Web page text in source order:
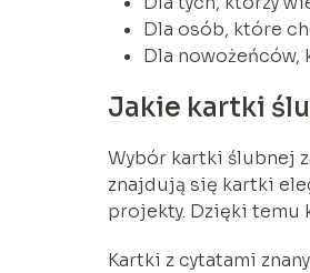
Dla osób, które
Dla
Jakie kartki
Wybór kartki ślubnej
znajdują się kartki
projekty. Dzięki temu
Kartki z cytatami